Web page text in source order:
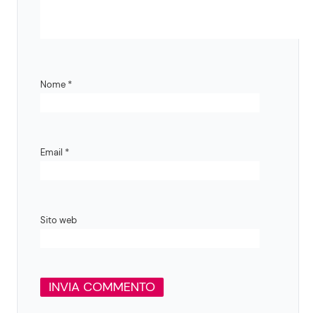
Nome *
Email *
Sito web